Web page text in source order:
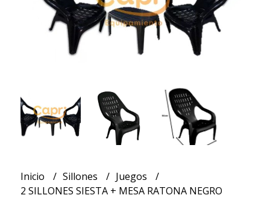
Inicio Sillones
Juegos
2 SILLONES SIESTA + MESA RATONA NEGRO